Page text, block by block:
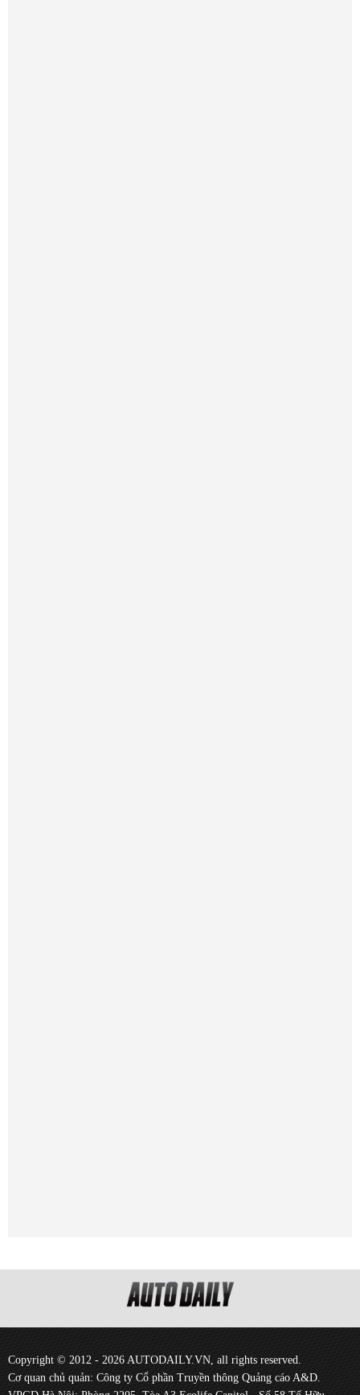
Copyright © 2012 - 2026 AUTODAILY.VN, all rights reserved.
Cơ quan chủ quản: Công ty Cổ phần Truyền thông Quảng cáo A&D.